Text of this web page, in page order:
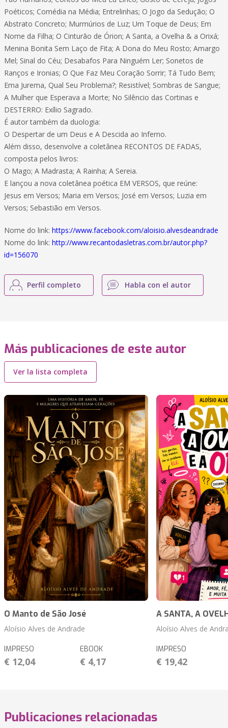
Poéticos; Comédia na Média; Entrelinhas; O Jogo da Sedução; O
Abstrato Concreto; Murmúrios de Luz; Um Toque de Deus; Em
Nome da Filha; O Cinturão de Órion; A Santa, a Ovelha & a Orixá;
Menina Bonita Sem Laço de Fita; A Dona do Meu Rosto; Amargo
Mel; Sinal do Céu; Desabafos Para Ninguém Ler; Sonetos de
Ranços e Ironias; O Que Faz Meu Coração Sorrir; Tá Tudo Bem;
Ema Jurema, Qual Seu Problema?; Resistível; Sombras de Sangue;
A Mulher que Esperava a Morte; No Silêncio das Cortinas e
DESTERRO: Exílio Sagrado.
É autor também da duologia:
O Despertar de um Deus e A Descida ao Inferno.
Além disso, desenvolve a coletânea RECONTOS DE FADAS,
composta pelos livros:
O Mago; A Madrasta; A Rainha; A Sereia.
E lançou a nova coletânea poética EM VERSOS, que reúne:
Jesus em Versos; Maria em Versos; José em Versos; Luzia em
Versos; Sebastião em Versos.
Nome do link: https://www.facebook.com/aloisio.alvesdeandrade
Nome do link: http://www.recantodasletras.com.br/autor.php?
id=156070
Perfil completo Habla con el autor
Más publicaciones de este autor
Ver la lista completa
O Manto de São José
Aloísio Alves de Andrade
IMPRESO
€ 12,04
EBOOK
€ 4,17
A SANTA, A
Aloísio Alves de
IMPRESO
€ 19,42
Publicaciones relacionadas